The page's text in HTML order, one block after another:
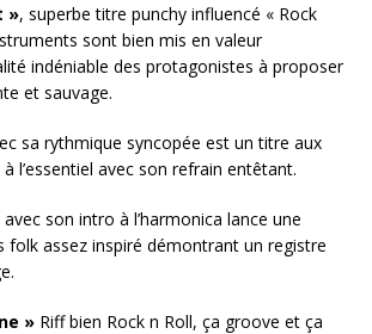
», superbe titre punchy influencé « Rock
sont bien mis en valeur
indéniable des protagonistes à proposer
et sauvage.
sa rythmique syncopée est un titre aux
à l’essentiel avec son refrain entêtant.
avec son intro à l’harmonica lance une
folk assez inspiré démontrant un registre
» Riff bien Rock n Roll, ça groove et ça